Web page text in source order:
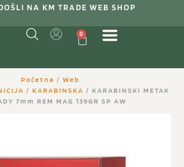
NA KM TRADE WEB SHOP
0
Početna / Web
/ KARABINSKA / KARABINSKI METAK
7mm REM MAG 139GR SP AW